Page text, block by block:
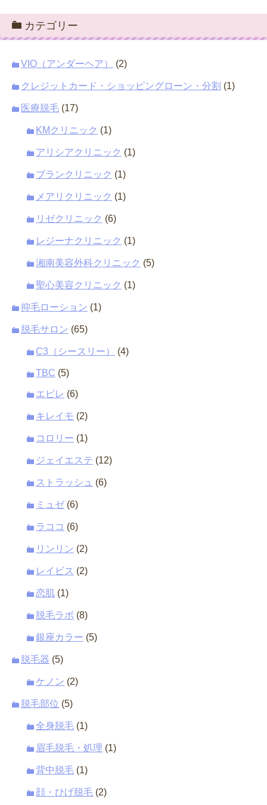
カテゴリー
VIO（アンダーヘア） (2)
クレジットカード・ショッピングローン・分割 (1)
医療脱毛 (17)
KMクリニック (1)
アリシアクリニック (1)
ブランクリニック (1)
メアリクリニック (1)
リゼクリニック (6)
レジーナクリニック (1)
湘南美容外科クリニック (5)
聖心美容クリニック (1)
抑毛ローション (1)
脱毛サロン (65)
C3（シースリー） (4)
TBC (5)
エピレ (6)
キレイモ (2)
コロリー (1)
ジェイエステ (12)
ストラッシュ (6)
ミュゼ (6)
ラココ (6)
リンリン (2)
レイビス (2)
恋肌 (1)
脱毛ラボ (8)
銀座カラー (5)
脱毛器 (5)
ケノン (2)
脱毛部位 (5)
全身脱毛 (1)
眉毛脱毛・処理 (1)
背中脱毛 (1)
顔・ひげ脱毛 (2)